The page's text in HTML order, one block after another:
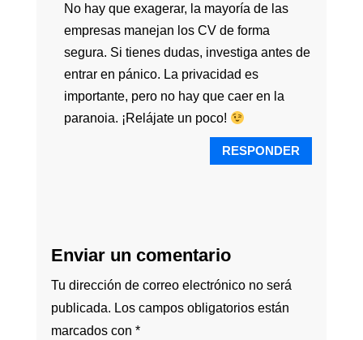
No hay que exagerar, la mayoría de las
empresas manejan los CV de forma
segura. Si tienes dudas, investiga antes de
entrar en pánico. La privacidad es
importante, pero no hay que caer en la
paranoia. ¡Relájate un poco!
RESPONDER
Enviar un comentario
Tu dirección de correo electrónico no será
publicada. Los campos obligatorios están
marcados con *